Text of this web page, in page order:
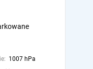
1007 hPa